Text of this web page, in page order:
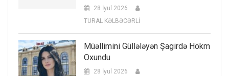
28 İyul 2026
TURAL KƏLBƏCƏRLİ
Müəllimini Güllələyən Şagirdə Hökm
Oxundu
28 İyul 2026